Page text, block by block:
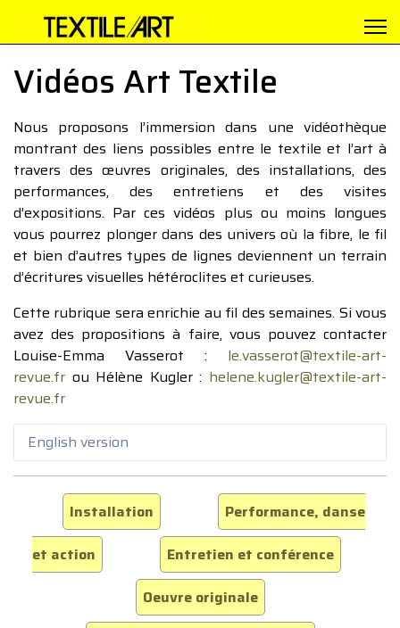
Vidéos Art Textile
Nous proposons l’immersion dans une vidéothèque
montrant des liens possibles entre le textile et l’art à
travers des œuvres originales, des installations, des
performances, des entretiens et des visites
d’expositions. Par ces vidéos plus ou moins longues
vous pourrez plonger dans des univers où la fibre, le fil
et bien d’autres types de lignes deviennent un terrain
d’écritures visuelles hétéroclites et curieuses.
Cette rubrique sera enrichie au fil des semaines. Si vous
avez des propositions à faire, vous pouvez contacter
Louise-Emma Vasserot : le.vasserot@textile-art-
revue.fr ou Hélène Kugler : helene.kugler@textile-art-
revue.fr
English version
Installation
Performance, danse
et action
Entretien et conférence
Oeuvre originale